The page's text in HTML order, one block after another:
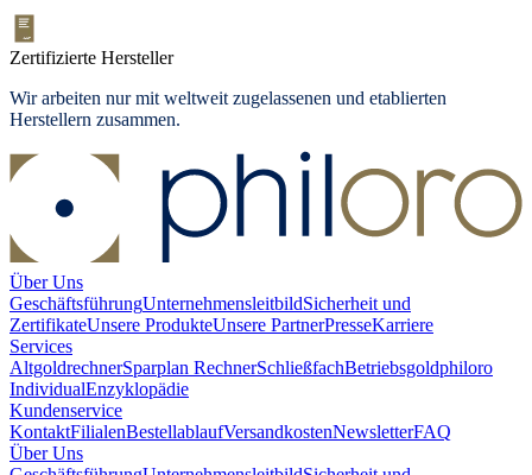
Zertifizierte Hersteller
Wir arbeiten nur mit weltweit zugelassenen und etablierten
Herstellern zusammen.
Über Uns
GeschäftsführungUnternehmensleitbildSicherheit und
ZertifikateUnsere ProdukteUnsere PartnerPresseKarriere
Services
AltgoldrechnerSparplan RechnerSchließfachBetriebsgoldphiloro
IndividualEnzyklopädie
Kundenservice
KontaktFilialenBestellablaufVersandkostenNewsletterFAQ
Über Uns